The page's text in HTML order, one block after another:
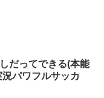
だってできる(本能
パワフルサッカ